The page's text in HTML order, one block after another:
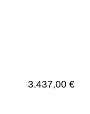
3.437,00 €